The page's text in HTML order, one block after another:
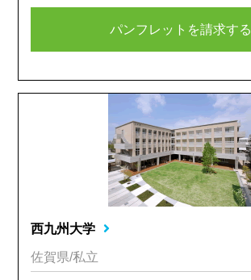
パンフレットを請求する
西九州大学
佐賀県/私立